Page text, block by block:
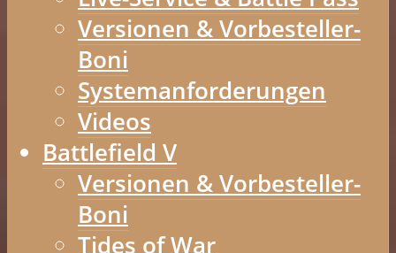
Versionen & Vorbesteller-
Boni
Systemanforderungen
Videos
Battlefield V
Versionen & Vorbesteller-
Boni
Tides of War